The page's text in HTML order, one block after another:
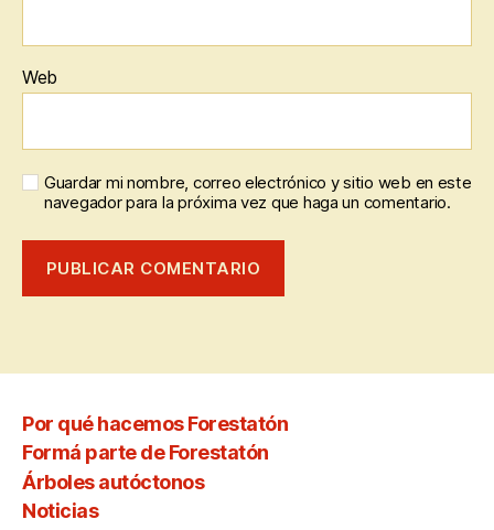
Web
Guardar mi nombre, correo electrónico y sitio web en este
navegador para la próxima vez que haga un comentario.
Por qué hacemos Forestatón
Formá parte de Forestatón
Árboles autóctonos
Noticias